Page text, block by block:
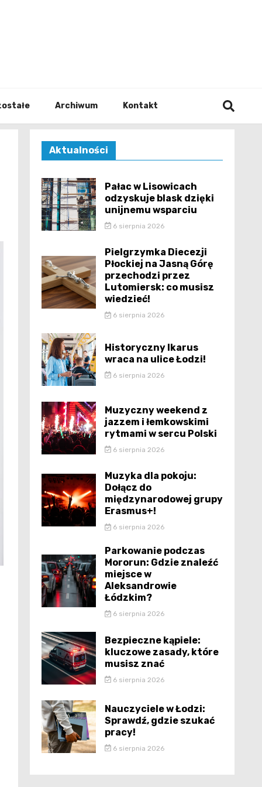
Archiwum Kontakt
Aktualności
Pałac w Lisowicach
odzyskuje blask dzięki
unijnemu wsparciu
6 sierpnia 2026
Pielgrzymka Diecezji
Płockiej na Jasną Górę
przechodzi przez
Lutomiersk: co musisz
wiedzieć!
6 sierpnia 2026
Historyczny Ikarus
wraca na ulice Łodzi!
6 sierpnia 2026
Muzyczny weekend z
jazzem i łemkowskimi
rytmami w sercu Polski
6 sierpnia 2026
Muzyka dla pokoju:
Dołącz do
międzynarodowej grupy
Erasmus+!
6 sierpnia 2026
Parkowanie podczas
Mororun: Gdzie znaleźć
miejsce w
Aleksandrowie
Łódzkim?
6 sierpnia 2026
Bezpieczne kąpiele:
kluczowe zasady, które
musisz znać
6 sierpnia 2026
Nauczyciele w Łodzi:
Sprawdź, gdzie szukać
pracy!
6 sierpnia 2026